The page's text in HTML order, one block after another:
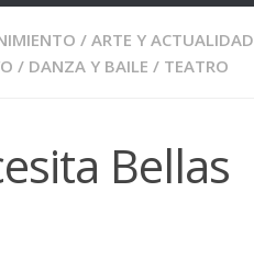
/ ARTE Y ACTUALIDAD
/ DANZA Y BAILE / TEATRO
Bellas